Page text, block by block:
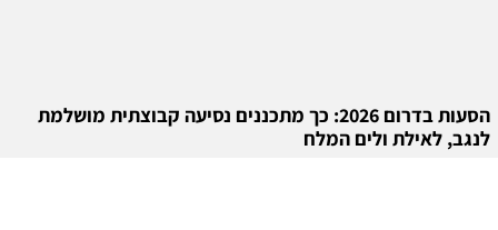
הסעות בדרום 2026: כך מתכננים נסיעה קבוצתית מושלמת
לנגב, לאילת ולים המלח